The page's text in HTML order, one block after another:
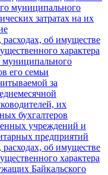
муниципального
затратах на их
об имуществе
характера
муниципального
его семьи
за
их
бухгалтеров
учреждений и
предприятий
об имуществе
характера
Байкальского